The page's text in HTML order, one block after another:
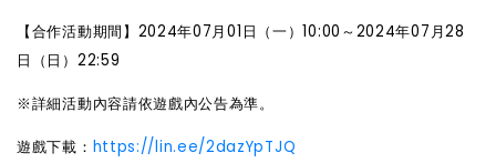
【合作活動期間】2024年07月01日（一）10:00～2024年07月28
日（日）22:59
※詳細活動內容請依遊戲內公告為準。
遊戲下載： https://lin.ee/2dazYpTJQ